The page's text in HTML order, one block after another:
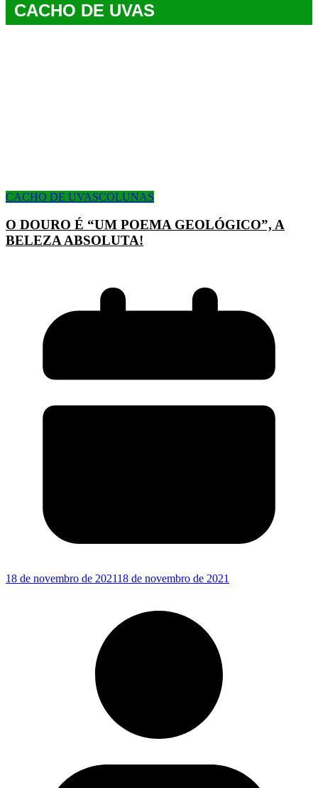
CACHO DE UVAS
CACHO DE UVASCOLUNAS
O DOURO É “UM POEMA GEOLÓGICO”, A
BELEZA ABSOLUTA!
18 de novembro de 202118 de novembro de 2021